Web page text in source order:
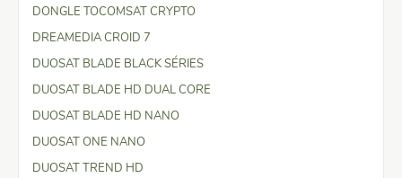
DONGLE TOCOMSAT CRYPTO
DREAMEDIA CROID 7
DUOSAT BLADE BLACK SÉRIES
DUOSAT BLADE HD DUAL CORE
DUOSAT BLADE HD NANO
DUOSAT ONE NANO
DUOSAT TREND HD